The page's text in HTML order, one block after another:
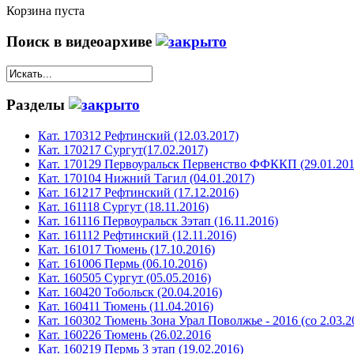
Корзина пуста
Поиск в видеоархиве
Разделы
Кат. 170312 Рефтинский (12.03.2017)
Кат. 170217 Сургут(17.02.2017)
Кат. 170129 Первоуральск Первенство ФФККП
Кат. 170104 Нижний Тагил (04.01.2017)
Кат. 161217 Рефтинский (17.12.2016)
Кат. 161118 Сургут (18.11.2016)
Кат. 161116 Первоуральск 3этап (16.11.2016)
Кат. 161112 Рефтинский (12.11.2016)
Кат. 161017 Тюмень (17.10.2016)
Кат. 161006 Пермь (06.10.2016)
Кат. 160505 Сургут (05.05.2016)
Кат. 160420 Тобольск (20.04.2016)
Кат. 160411 Тюмень (11.04.2016)
Кат. 160302 Тюмень Зона Урал Поволжье - 2016 (со
Кат. 160226 Тюмень (26.02.2016
Кат. 160219 Пермь 3 этап (19.02.2016)